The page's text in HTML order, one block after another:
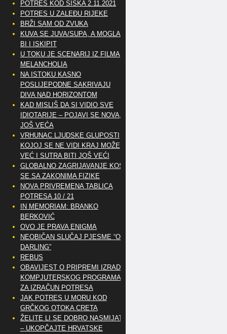
POTRES KOD SISKA 2.11.2021
POTRES U ZALEĐU RIJEKE
BRŽI SAM OD ZVUKA
KUVA SE JUVA/SUPA, A MOGLA
BI I ISKIPIT
U TOKU JE SCENARIJ IZ FILMA
MELANCHOLIA
NA ISTOKU KASNO
POSLIJEPODNE SAKRIVAJU
DIVA NAD HORIZONTOM
KAD MISLIŠ DA SI VIDIO SVE
IDIOTARIJE – POJAVI SE NOVA,..
JOŠ VEĆA
VRHUNAC LJUDSKE GLUPOSTI
KOJOJ SE NE VIDI KRAJ MOŽE
VEĆ I SUTRA BITI JOŠ VEĆI
GLOBALNO ZAGRIJAVANJE KOSI
SE SA ZAKONIMA FIZIKE
NOVA PRIVREMENA TABLICA
POTRESA 10 / 21
IN MEMORIAM: BRANKO
BERKOVIĆ
OVO JE PRAVA ENIGMA
NEOBIČAN SLUČAJ PJESME “OH
DARLING”
REBUS
OBAVIJEST O PRIPREMI IZRADE
KOMPJUTERSKOG PROGRAMA
ZA IZRAČUN POTRESA
JAK POTRES U MORU KOD
GRČKOG OTOKA CRETA
ŽELITE LI SE DOBRO NASMIJATI
– UKOPČAJTE HRVATSKE